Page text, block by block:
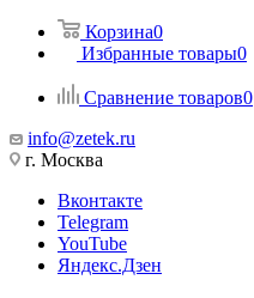
Корзина0
Избранные товары0
Сравнение товаров0
info@zetek.ru
г. Москва
Вконтакте
Telegram
YouTube
Яндекс.Дзен